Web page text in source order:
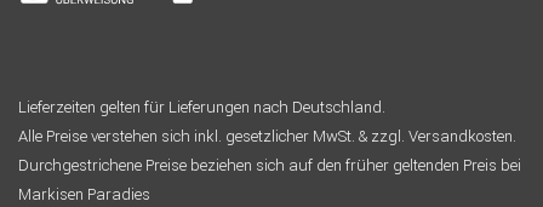
Lieferzeiten gelten für Lieferungen nach Deutschland.
Alle Preise verstehen sich inkl. gesetzlicher MwSt. & zzgl. Versandkosten.
Durchgestrichene Preise beziehen sich auf den früher geltenden Preis bei
Markisen Paradies